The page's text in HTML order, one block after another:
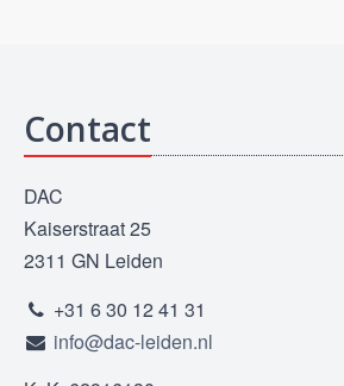
Contact
DAC
Kaiserstraat 25
2311 GN Leiden
+31 6 30 12 41 31
info@dac-leiden.nl